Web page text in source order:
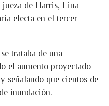
de Harris, Lina
electa en el tercer
trataba de una
el aumento proyectado
señalando que cientos de
inundación.